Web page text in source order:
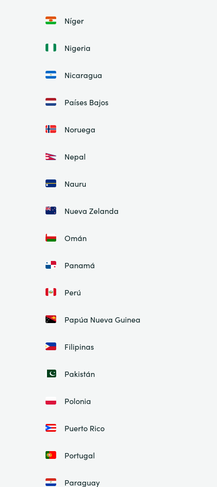
Níger
Nigeria
Nicaragua
Países Bajos
Noruega
Nepal
Nauru
Nueva Zelanda
Omán
Panamá
Perú
Papúa Nueva Guinea
Filipinas
Pakistán
Polonia
Puerto Rico
Portugal
Paraguay